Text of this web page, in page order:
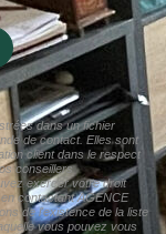
dans un fichier
de contact. Elles sont
client dans le respect
conseillers
exercer votre droit
contactant AGENCE
de l'existence de la liste
vous pouvez vous